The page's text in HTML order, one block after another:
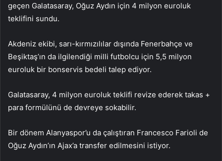
geçen Galatasaray, Oğuz Aydın için 4 milyon euroluk
teklifini sundu.
Akdeniz ekibi, sarı-kırmızılılar dışında Fenerbahçe ve
Beşiktaş’ın da ilgilendiği milli futbolcu için 5,5 milyon
euroluk bir bonservis bedeli talep ediyor.
Galatasaray, 4 milyon euroluk teklifi revize ederek takas +
para formülünü de devreye sokabilir.
Bir dönem Alanyaspor’u da çalıştıran Francesco Farioli de
Oğuz Aydın’ın Ajax’a transfer edilmesini istiyor.